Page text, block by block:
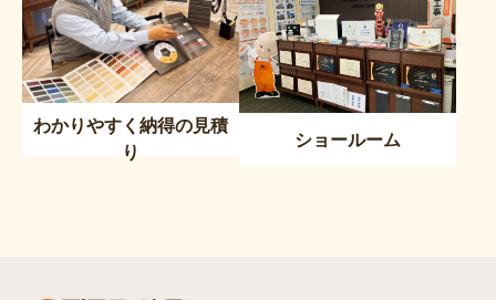
わかりやすく納得の見積
り
ショールーム